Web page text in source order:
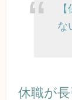
な
休職が